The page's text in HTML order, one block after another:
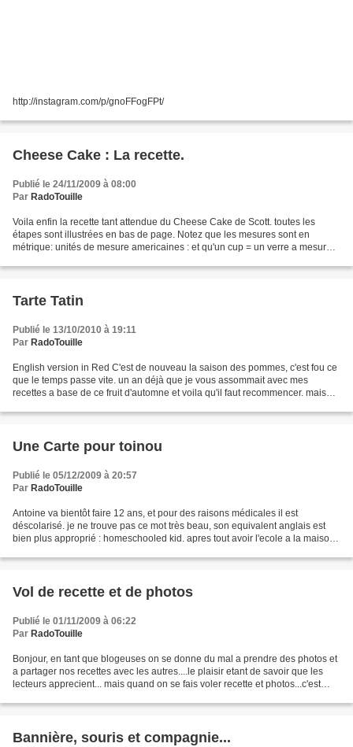
http://instagram.com/p/gnoFFogFPt/
Cheese Cake : La recette.
Publié le 24/11/2009 à 08:00
Par RadoTouille
Voila enfin la recette tant attendue du Cheese Cake de Scott. toutes les
étapes sont illustrées en bas de page. Notez que les mesures sont en
métrique: unités de mesure americaines : et qu'un cup = un verre a mesurer
Tarte Tatin
Publié le 13/10/2010 à 19:11
Par RadoTouille
English version in Red C'est de nouveau la saison des pommes, c'est fou ce
que le temps passe vite. un an déjà que je vous assommait avec mes
recettes a base de ce fruit d'automne et voila qu'il faut recommencer. mais
Une Carte pour toinou
Publié le 05/12/2009 à 20:57
Par RadoTouille
Antoine va bientôt faire 12 ans, et pour des raisons médicales il est
déscolarisé. je ne trouve pas ce mot très beau, son equivalent anglais est
bien plus approprié : homeschooled kid. apres tout avoir l'ecole a la maison
Vol de recette et de photos
Publié le 01/11/2009 à 06:22
Par RadoTouille
Bonjour, en tant que blogeuses on se donne du mal a prendre des photos et
a partager nos recettes avec les autres....le plaisir etant de savoir que les
lecteurs apprecient... mais quand on se fais voler recette et photos...c'est
Bannière, souris et compagnie...